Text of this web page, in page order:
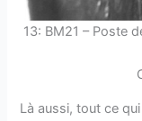
13: BM21 – Poste
Là aussi, tout ce